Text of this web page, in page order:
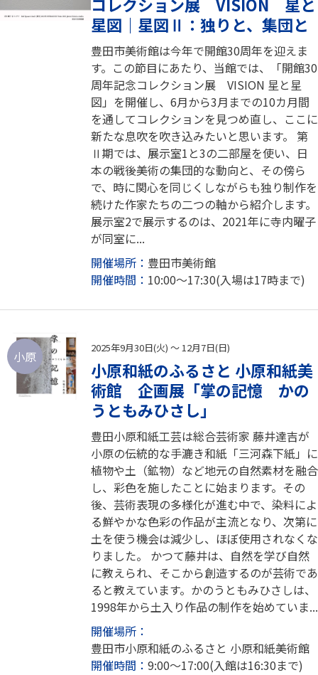
星図｜星図Ⅱ：独りと、集団と
豊田市美術館は今年で開館30周年を迎えま
す。この節目にあたり、当館では、「開館30
周年記念コレクション展 VISION 星と星
図」を開催し、6月から3月までの10カ月間
を通してコレクションを見つめ直し、ここに
新たな息吹を吹き込みたいと思います。 第
Ⅱ期では、展示室1と3の二部屋を使い、日
本の戦後美術の集団的な動向と、その傍ら
で、時に関心を同じくしながらも独り制作を
続けた作家たちの二つの軸から紹介します。
展示室2で展示するのは、2021年に寺内曜子
が同室に...
開催場所： 豊田市美術館
開催時間： 10:00～17:30(入場は17時まで)
小原
2025年9月30日(火) ～ 12月7日(日)
小原和紙のふるさと 小原和紙美
術館 企画展「掌の記憶 かの
うともみひさし」
豊田小原和紙工芸は総合芸術家 藤井達吉が
小原の伝統的な手漉き和紙「三河森下紙」に
植物や土（鉱物）など地元の自然素材を融合
し、彩色を施したことに始まります。その
後、芸術表現の多様化が進む中で、染料によ
る鮮やかな色彩の作品が主流となり、次第に
土を使う機会は減少し、ほぼ使用されなくな
りました。 かつて藤井は、自然を学び自然
に教えられ、そこから創造するのが芸術であ
ると教えています。かのうともみひさしは、
1998年から土入り作品の制作を始めていま...
開催場所：
豊田市小原和紙のふるさと 小原和紙美術館
開催時間： 9:00～17:00(入館は16:30まで)